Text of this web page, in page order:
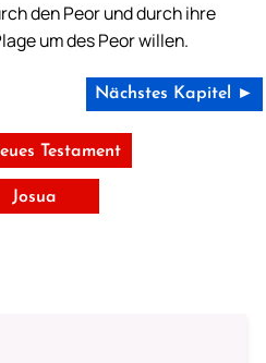
den Peor und durch ihre
um des Peor willen.
Nächstes Kapitel ►
Testament
Josua